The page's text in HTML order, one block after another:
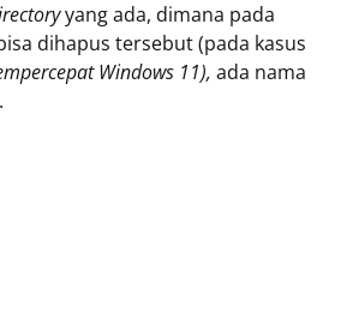
yang ada, dimana pada
dihapus tersebut (pada kasus
Windows 11), ada nama
.